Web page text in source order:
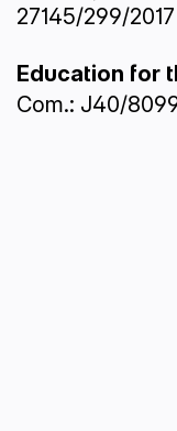
27145/299/
Education for
Com.: J40/